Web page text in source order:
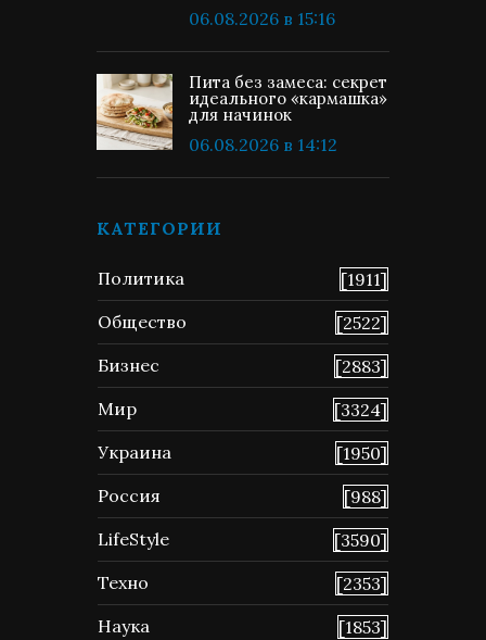
06.08.2026 в 15:16
Пита без замеса: секрет
идеального «кармашка»
для начинок
06.08.2026 в 14:12
КАТЕГОРИИ
Политика
[1911]
Общество
[2522]
Бизнес
[2883]
Мир
[3324]
Украина
[1950]
Россия
[988]
LifeStyle
[3590]
Техно
[2353]
Наука
[1853]